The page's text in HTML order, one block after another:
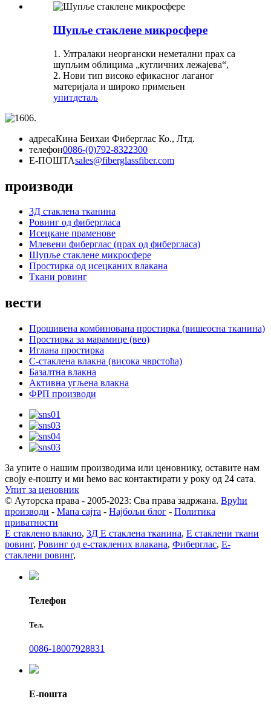
Шупље стаклене микросфере
1. Ултралаки неоргански неметални прах са
шупљим облицима „кугличних лежајева“,
2. Нови тип високо ефикасног лаганог
материјала и широко примењен
упитдетаљ
адресаКина Беихаи Фиберглас Ко., Лтд.
телефон0086-(0)792-8322300
Е-ПОШТАsales@fiberglassfiber.com
производи
3Д стаклена тканина
Ровинг од фибергласа
Исецкане праменове
Млевени фиберглас (прах од фибергласа)
Шупље стаклене микросфере
Простирка од исецканих влакана
Ткани ровинг
вести
Прошивена комбинована простирка (вишеосна тканина)
Простирка за марамице (вео)
Иглана простирка
С-стаклена влакна (висока чврстоћа)
Базалтна влакна
Активна угљена влакна
ФРП производи
За упите о нашим производима или ценовнику, оставите нам
своју е-пошту и ми ћемо вас контактирати у року од 24 сата.
Упит за ценовник
© Ауторска права - 2005-2023: Сва права задржана. Врући
производи - Мапа сајта - Најбољи блог - Политика
приватности
Е стаклено влакно, 3Д Е стаклена тканина, Е стаклени ткани
ровинг, Ровинг од е-стаклених влакана, Фиберглас, Е-
стаклени ровинг,
Телефон
Тел.
0086-18007928831
Е-пошта